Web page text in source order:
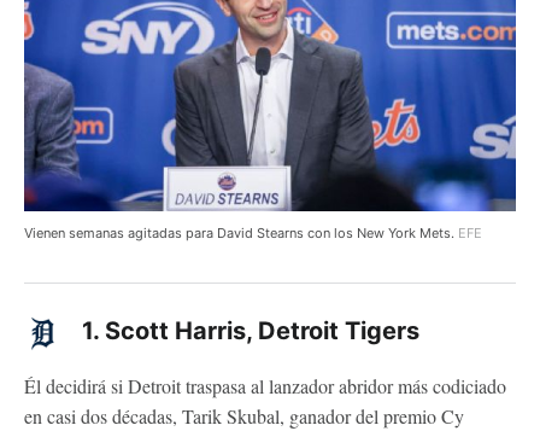
Vienen semanas agitadas para David Stearns con los New York Mets. EFE
1. Scott Harris, Detroit Tigers
Él decidirá si Detroit traspasa al lanzador abridor más codiciado
en casi dos décadas, Tarik Skubal, ganador del premio Cy